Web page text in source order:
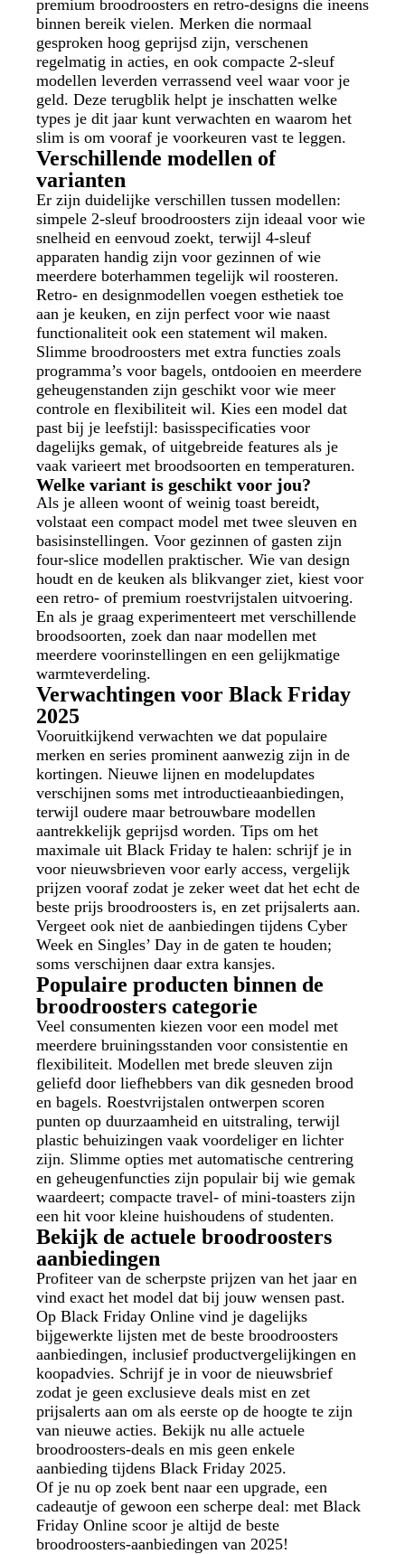
premium broodroosters en retro-designs die ineens
binnen bereik vielen. Merken die normaal
gesproken hoog geprijsd zijn, verschenen
regelmatig in acties, en ook compacte 2-sleuf
modellen leverden verrassend veel waar voor je
geld. Deze terugblik helpt je inschatten welke
types je dit jaar kunt verwachten en waarom het
slim is om vooraf je voorkeuren vast te leggen.
Verschillende modellen of
varianten
Er zijn duidelijke verschillen tussen modellen:
simpele 2-sleuf broodroosters zijn ideaal voor wie
snelheid en eenvoud zoekt, terwijl 4-sleuf
apparaten handig zijn voor gezinnen of wie
meerdere boterhammen tegelijk wil roosteren.
Retro- en designmodellen voegen esthetiek toe
aan je keuken, en zijn perfect voor wie naast
functionaliteit ook een statement wil maken.
Slimme broodroosters met extra functies zoals
programma’s voor bagels, ontdooien en meerdere
geheugenstanden zijn geschikt voor wie meer
controle en flexibiliteit wil. Kies een model dat
past bij je leefstijl: basisspecificaties voor
dagelijks gemak, of uitgebreide features als je
vaak varieert met broodsoorten en temperaturen.
Welke variant is geschikt voor jou?
Als je alleen woont of weinig toast bereidt,
volstaat een compact model met twee sleuven en
basisinstellingen. Voor gezinnen of gasten zijn
four-slice modellen praktischer. Wie van design
houdt en de keuken als blikvanger ziet, kiest voor
een retro- of premium roestvrijstalen uitvoering.
En als je graag experimenteert met verschillende
broodsoorten, zoek dan naar modellen met
meerdere voorinstellingen en een gelijkmatige
warmteverdeling.
Verwachtingen voor Black Friday
2025
Vooruitkijkend verwachten we dat populaire
merken en series prominent aanwezig zijn in de
kortingen. Nieuwe lijnen en modelupdates
verschijnen soms met introductieaanbiedingen,
terwijl oudere maar betrouwbare modellen
aantrekkelijk geprijsd worden. Tips om het
maximale uit Black Friday te halen: schrijf je in
voor nieuwsbrieven voor early access, vergelijk
prijzen vooraf zodat je zeker weet dat het echt de
beste prijs broodroosters is, en zet prijsalerts aan.
Vergeet ook niet de aanbiedingen tijdens Cyber
Week en Singles’ Day in de gaten te houden;
soms verschijnen daar extra kansjes.
Populaire producten binnen de
broodroosters categorie
Veel consumenten kiezen voor een model met
meerdere bruiningsstanden voor consistentie en
flexibiliteit. Modellen met brede sleuven zijn
geliefd door liefhebbers van dik gesneden brood
en bagels. Roestvrijstalen ontwerpen scoren
punten op duurzaamheid en uitstraling, terwijl
plastic behuizingen vaak voordeliger en lichter
zijn. Slimme opties met automatische centrering
en geheugenfuncties zijn populair bij wie gemak
waardeert; compacte travel- of mini-toasters zijn
een hit voor kleine huishoudens of studenten.
Bekijk de actuele broodroosters
aanbiedingen
Profiteer van de scherpste prijzen van het jaar en
vind exact het model dat bij jouw wensen past.
Op Black Friday Online vind je dagelijks
bijgewerkte lijsten met de beste broodroosters
aanbiedingen, inclusief productvergelijkingen en
koopadvies. Schrijf je in voor de nieuwsbrief
zodat je geen exclusieve deals mist en zet
prijsalerts aan om als eerste op de hoogte te zijn
van nieuwe acties. Bekijk nu alle actuele
broodroosters-deals en mis geen enkele
aanbieding tijdens Black Friday 2025.
Of je nu op zoek bent naar een upgrade, een
cadeautje of gewoon een scherpe deal: met Black
Friday Online scoor je altijd de beste
broodroosters-aanbiedingen van 2025!